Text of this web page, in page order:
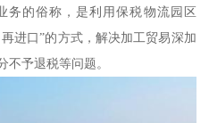
务的俗称，是利用保税物流园区
进口”的方式，解决加工贸易深加
不予退税等问题。